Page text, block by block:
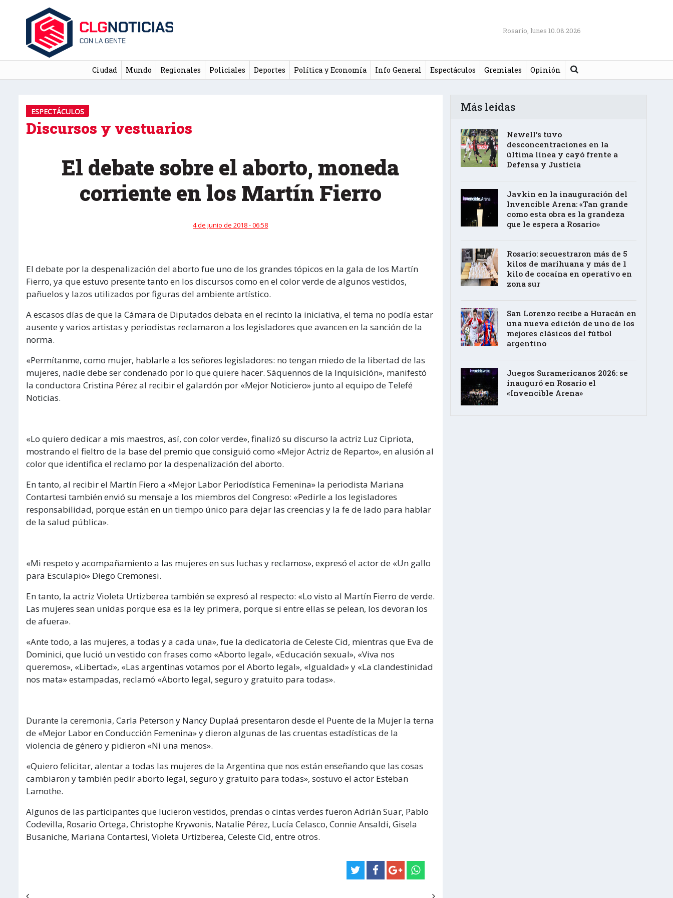
Rosario, lunes 10.08.2026
Ciudad Mundo Regionales Policiales Deportes Política y Economía Info General Espectáculos Gremiales Opinión Buscar
ESPECTÁCULOS
Discursos y vestuarios
El debate sobre el aborto, moneda
corriente en los Martín Fierro
4 de junio de 2018 - 06:58
El debate por la despenalización del aborto fue uno de los grandes tópicos en la gala de los Martín
Fierro, ya que estuvo presente tanto en los discursos como en el color verde de algunos vestidos,
pañuelos y lazos utilizados por figuras del ambiente artístico.
A escasos días de que la Cámara de Diputados debata en el recinto la iniciativa, el tema no podía estar
ausente y varios artistas y periodistas reclamaron a los legisladores que avancen en la sanción de la
norma.
«Permítanme, como mujer, hablarle a los señores legisladores: no tengan miedo de la libertad de las
mujeres, nadie debe ser condenado por lo que quiere hacer. Sáquennos de la Inquisición», manifestó
la conductora Cristina Pérez al recibir el galardón por «Mejor Noticiero» junto al equipo de Telefé
Noticias.
«Lo quiero dedicar a mis maestros, así, con color verde», finalizó su discurso la actriz Luz Cipriota,
mostrando el fieltro de la base del premio que consiguió como «Mejor Actriz de Reparto», en alusión al
color que identifica el reclamo por la despenalización del aborto.
En tanto, al recibir el Martín Fiero a «Mejor Labor Periodística Femenina» la periodista Mariana
Contartesi también envió su mensaje a los miembros del Congreso: «Pedirle a los legisladores
responsabilidad, porque están en un tiempo único para dejar las creencias y la fe de lado para hablar
de la salud pública».
«Mi respeto y acompañamiento a las mujeres en sus luchas y reclamos», expresó el actor de «Un gallo
para Esculapio» Diego Cremonesi.
En tanto, la actriz Violeta Urtizberea también se expresó al respecto: «Lo visto al Martín Fierro de verde.
Las mujeres sean unidas porque esa es la ley primera, porque si entre ellas se pelean, los devoran los
de afuera».
«Ante todo, a las mujeres, a todas y a cada una», fue la dedicatoria de Celeste Cid, mientras que Eva de
Dominici, que lució un vestido con frases como «Aborto legal», «Educación sexual», «Viva nos
queremos», «Libertad», «Las argentinas votamos por el Aborto legal», «Igualdad» y «La clandestinidad
nos mata» estampadas, reclamó «Aborto legal, seguro y gratuito para todas».
Durante la ceremonia, Carla Peterson y Nancy Duplaá presentaron desde el Puente de la Mujer la terna
de «Mejor Labor en Conducción Femenina» y dieron algunas de las cruentas estadísticas de la
violencia de género y pidieron «Ni una menos».
«Quiero felicitar, alentar a todas las mujeres de la Argentina que nos están enseñando que las cosas
cambiaron y también pedir aborto legal, seguro y gratuito para todas», sostuvo el actor Esteban
Lamothe.
Algunos de las participantes que lucieron vestidos, prendas o cintas verdes fueron Adrián Suar, Pablo
Codevilla, Rosario Ortega, Christophe Krywonis, Natalie Pérez, Lucía Celasco, Connie Ansaldi, Gisela
Busaniche, Mariana Contartesi, Violeta Urtizberea, Celeste Cid, entre otros.
Más leídas
Newell’s tuvo
desconcentraciones en la
última línea y cayó frente a
Defensa y Justicia
Javkin en la inauguración del
Invencible Arena: «Tan grande
como esta obra es la grandeza
que le espera a Rosario»
Rosario: secuestraron más de 5
kilos de marihuana y más de 1
kilo de cocaína en operativo en
zona sur
San Lorenzo recibe a Huracán en
una nueva edición de uno de los
mejores clásicos del fútbol
argentino
Juegos Suramericanos 2026: se
inauguró en Rosario el
«Invencible Arena»